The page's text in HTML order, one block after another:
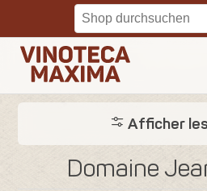
Afficher
Domaine